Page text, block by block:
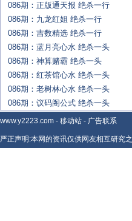
086期：正版通天报 绝杀一行
086期：九龙红姐 绝杀一行
086期：吉数精选 绝杀一行
086期：蓝月亮心水 绝杀一头
086期：神算赌霸 绝杀一头
086期：红茶馆心水 绝杀一头
086期：老树林心水 绝杀一头
086期：议码阁公式 绝杀一头
www.y2223.com - 移动站 - 广告联系
严正声明:本网的资讯仅供网友相互研究